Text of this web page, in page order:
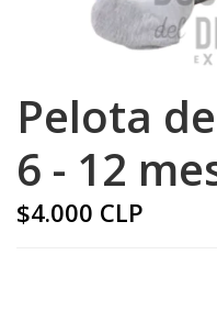
Pelota
6 - 12
$4.000 CLP